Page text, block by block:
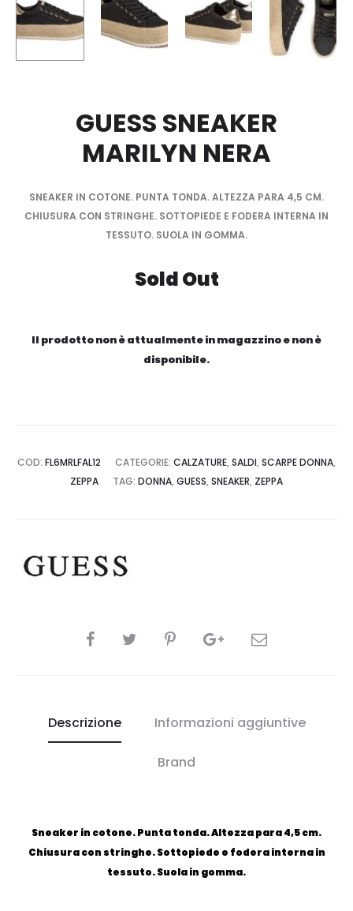
GUESS SNEAKER
MARILYN NERA
SNEAKER IN COTONE. PUNTA TONDA. ALTEZZA PARA 4,5 CM.
CHIUSURA CON STRINGHE. SOTTOPIEDE E FODERA INTERNA IN
TESSUTO. SUOLA IN GOMMA.
Sold Out
Il prodotto non è attualmente in magazzino e non è
disponibile.
COD: FL6MRLFAL12 CATEGORIE: CALZATURE, SALDI, SCARPE DONNA,
ZEPPA
TAG: DONNA, GUESS, SNEAKER, ZEPPA
CONDIVIDI
Descrizione Informazioni aggiuntive
Brand
Sneaker in cotone. Punta tonda. Altezza para 4,5 cm.
Chiusura con stringhe. Sottopiede e fodera interna in
tessuto. Suola in gomma.